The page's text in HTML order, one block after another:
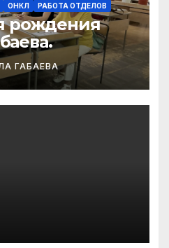
ОНКЛ РАБОТА ОТДЕЛОВ
рождения
ГАБАЕВА